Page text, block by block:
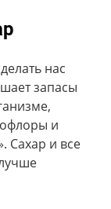
нас
запасы
и
Сахар и все